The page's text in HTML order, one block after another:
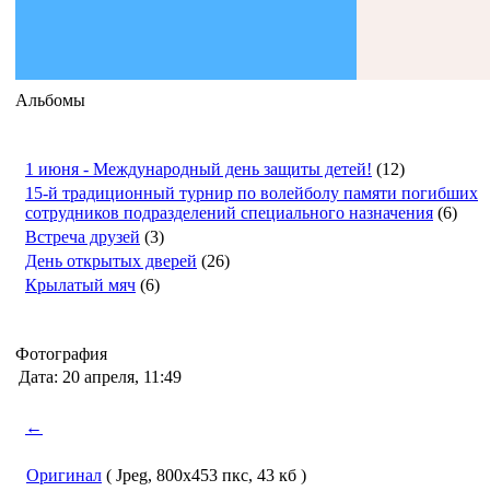
Альбомы
1 июня - Международный день защиты детей! (12)
15-й традиционный турнир по волейболу памяти погибших
сотрудников подразделений специального назначения (6)
Встреча друзей (3)
День открытых дверей (26)
Крылатый мяч (6)
Фотография
Дата: 20 апреля, 11:49
←
Оригинал ( Jpeg, 800x453 пкс, 43 кб )